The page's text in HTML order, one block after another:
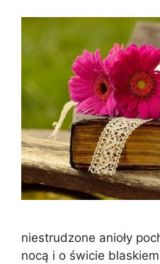
niestrudzone anioły
nocą i o świcie